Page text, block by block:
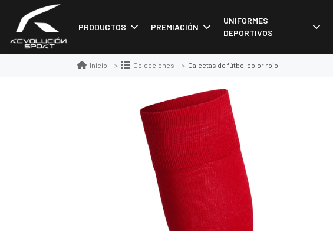
PRODUCTOS PREMIACIÓN
UNIFORMES
DEPORTIVOS
Inicio Colecciones Calcetas de fútbol color rojo